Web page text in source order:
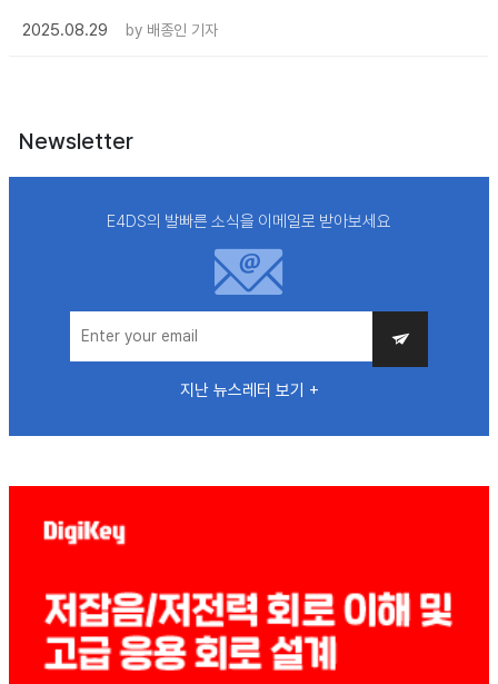
2025.08.29
by 배종인 기자
Newsletter
E4DS의 발빠른 소식을 이메일로 받아보세요
지난 뉴스레터 보기 +